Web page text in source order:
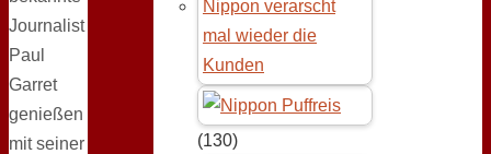
Journalist
Paul
Garret
genießen
mit seiner
Nippon verarscht
mal wieder die
Kunden
(130)